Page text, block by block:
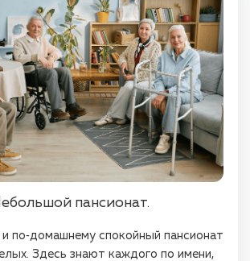
пансионат.
по‑домашнему спокойный пансионат
Здесь знают каждого по имени,